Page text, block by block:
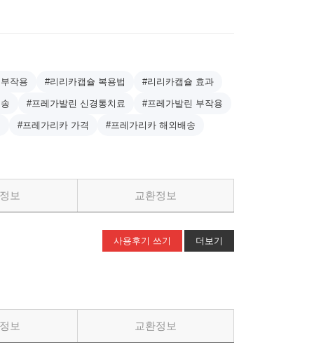
작용 #리리카캡슐 복용법 #리리카캡슐 효과
#프레가발린 신경통치료 #프레가발린 부작용
#프레가리카 가격 #프레가리카 해외배송
보 교환정보
사용후기 쓰기 더보기
보 교환정보